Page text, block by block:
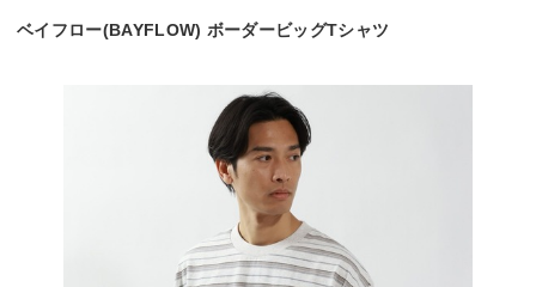
ベイフロー(BAYFLOW) ボーダービッグTシャツ